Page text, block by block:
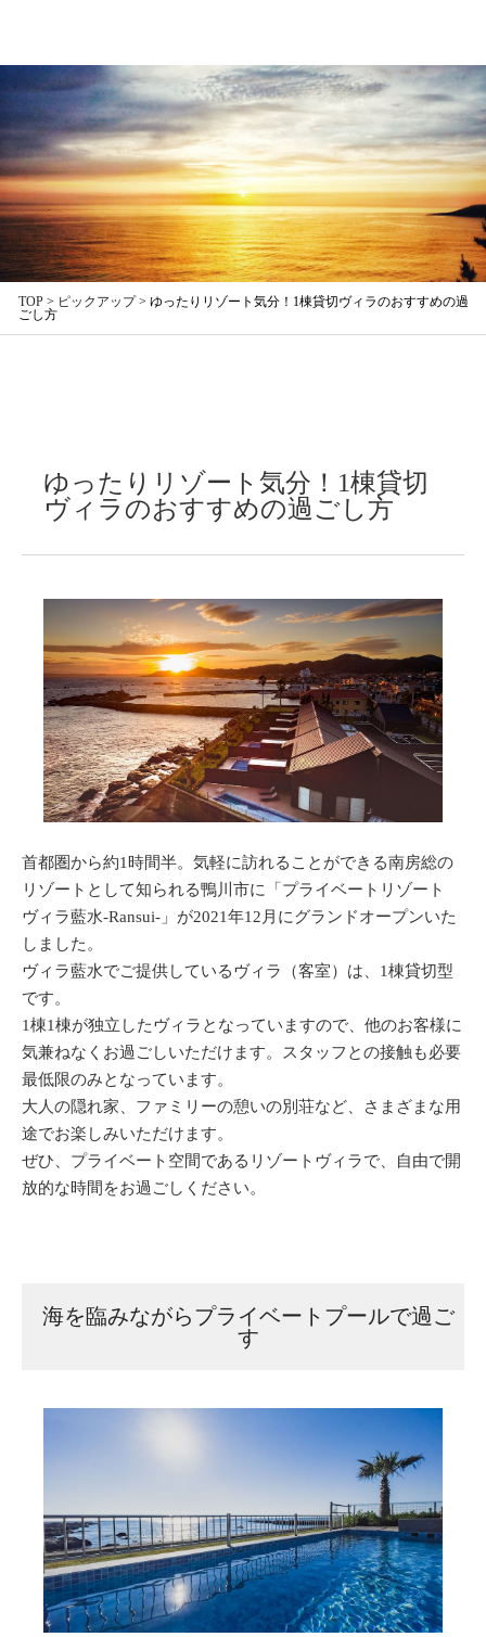
TOP> ピックアップ> ゆったりリゾート気分！1棟貸切ヴィラのおすすめの過
ごし方
ゆったりリゾート気分！1棟貸切
ヴィラのおすすめの過ごし方
首都圏から約1時間半。気軽に訪れることができる南房総の
リゾートとして知られる鴨川市に「プライベートリゾート
ヴィラ藍水-Ransui-」が2021年12月にグランドオープンいた
しました。
ヴィラ藍水でご提供しているヴィラ（客室）は、1棟貸切型
です。
1棟1棟が独立したヴィラとなっていますので、他のお客様に
気兼ねなくお過ごしいただけます。スタッフとの接触も必要
最低限のみとなっています。
大人の隠れ家、ファミリーの憩いの別荘など、さまざまな用
途でお楽しみいただけます。
ぜひ、プライベート空間であるリゾートヴィラで、自由で開
放的な時間をお過ごしください。
海を臨みながらプライベートプールで過ご
す